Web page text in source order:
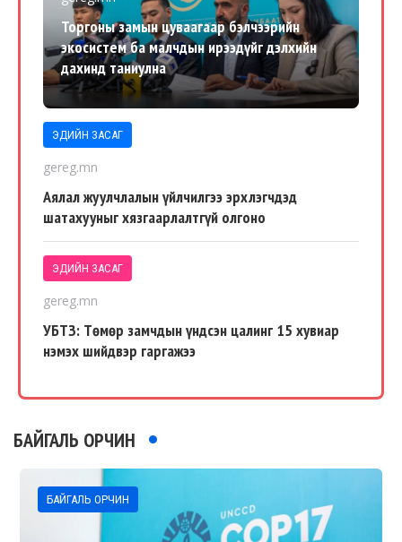
Торгоны замын цуваагаар бэлчээрийн
экосистем ба малчдын ирээдүйг дэлхийн
дахинд таниулна
ЭДИЙН ЗАСАГ
gereg.mn
Аялал жуулчлалын үйлчилгээ эрхлэгчдэд
шатахууныг хязгаарлалтгүй олгоно
ЭДИЙН ЗАСАГ
gereg.mn
УБТЗ: Төмөр замчдын үндсэн цалинг 15 хувиар
нэмэх шийдвэр гаргажээ
БАЙГАЛЬ ОРЧИН
БАЙГАЛЬ ОРЧИН